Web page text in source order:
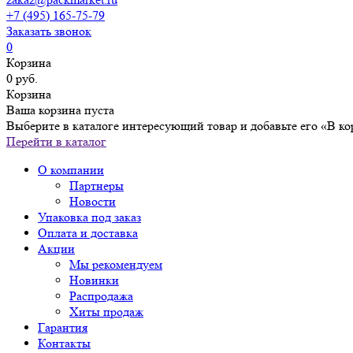
+7 (495) 165-75-79
Заказать звонок
0
Корзина
0 руб.
Корзина
Ваша корзина пуста
Выберите в каталоге интересующий товар и добавьте его «В
Перейти в каталог
О компании
Партнеры
Новости
Упаковка под заказ
Оплата и доставка
Акции
Мы рекомендуем
Новинки
Распродажа
Хиты продаж
Гарантия
Контакты